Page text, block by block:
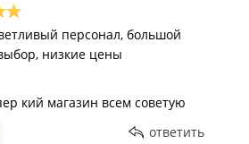
персонал, большой
низкие цены
кий магазин всем советую
ответить